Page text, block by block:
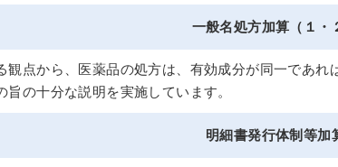
一般名処方加算（１・
観点から、医薬品の処方は、有効成分が同一であ
の十分な説明を実施しています。
明細書発行体制等加